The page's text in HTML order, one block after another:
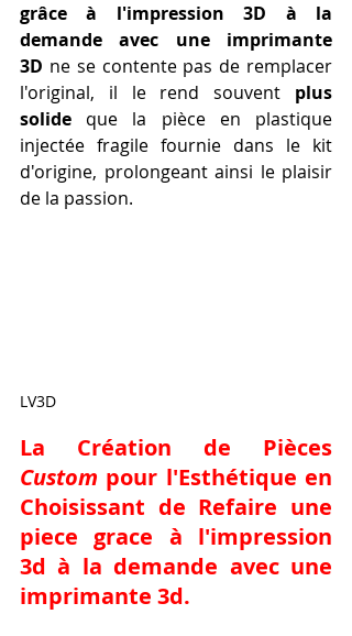
grâce à l'impression 3D à la
demande avec une imprimante
3D ne se contente pas de remplacer
l'original, il le rend souvent plus
solide que la pièce en plastique
injectée fragile fournie dans le kit
d'origine, prolongeant ainsi le plaisir
de la passion.
LV3D
Custom pour l'Esthétique en
Choisissant de Refaire une
piece grace à l'impression
3d à la demande avec une
imprimante 3d.